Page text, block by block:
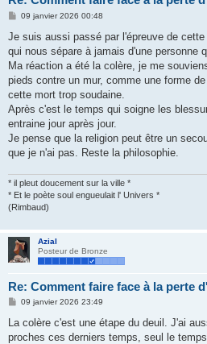
M
s
a
g
09 janvier 2026 00:48
Je suis aussi passé par l'épreuve de
qui nous sépare à jamais d'une personne
Ma réaction a été la colère, je me
pieds contre un mur, comme une forme
cette mort trop soudaine.
Après c'est le temps qui soigne les
entraine jour après jour.
Je pense que la religion peut être un
que je n'ai pas. Reste la philosophie.
* il pleut doucement sur la ville *
* Et le poète soul engueulait l' Univers *
(Rimbaud)
Azial
Posteur de Bronze
Re: Comment faire face à la perte
M
s
a
09 janvier 2026 23:49
La colère c'est une étape du deuil. J'ai
proches ces derniers temps, seul le